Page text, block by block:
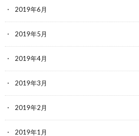
2019年6月
2019年5月
2019年4月
2019年3月
2019年2月
2019年1月